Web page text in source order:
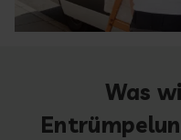
Was